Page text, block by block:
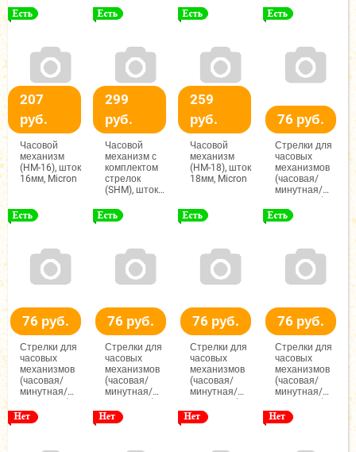
(ЧМС),
68/96/92мм,
Гамма
(ЧМС),
60/88/85мм,
Гамма
(ЧМС),
82/117/107мм,
Гамма
207
руб.
Часовой
механизм
(HM-16), шток
16мм, Micron
299
руб.
Часовой
механизм с
комплектом
стрелок
(SHM), шток
259
руб.
Часовой
механизм
(HM-18), шток
18мм, Micron
76 руб.
Стрелки для
часовых
механизмов
(часовая/
минутная/
(ЧМС),
65/95/92мм,
Гамма
76 руб.
Стрелки для
часовых
механизмов
(часовая/
минутная/
(ЧМС),
65/95/92-
76 руб.
Стрелки для
часовых
механизмов
(часовая/
минутная/
(ЧМС),
63/95/92-
76 руб.
Стрелки для
часовых
механизмов
(часовая/
минутная/
(ЧМС),
63/93/85мм,
76 руб.
Стрелки для
часовых
механизмов
(часовая/
минутная/
(ЧМС),
63/94/87мм,